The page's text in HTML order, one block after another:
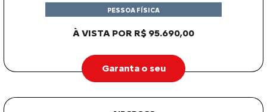
À VISTA POR R$ 95.690,00
PESSOA FÍSICA
Garanta o seu